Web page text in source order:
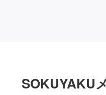
SOKUYAKU